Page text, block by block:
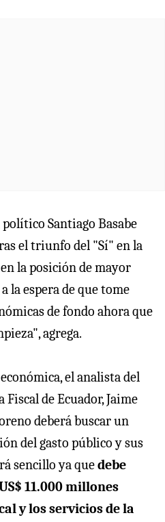
Santiago Basabe
el triunfo del "Sí" en la
la posición de mayor
la espera de que tome
de fondo ahora que
agrega.
el analista del
de Ecuador, Jaime
deberá buscar un
del gasto público y sus
sencillo ya quedebe
11.000 millones
y los servicios de la